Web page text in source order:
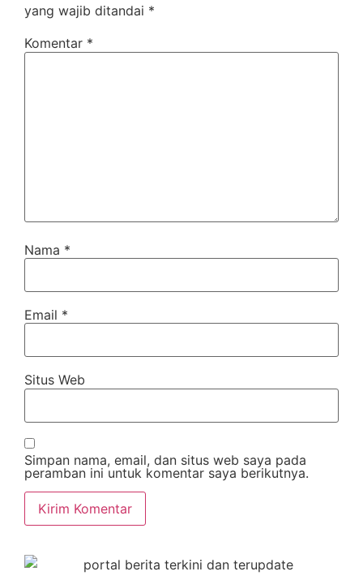
yang wajib ditandai *
Komentar *
Nama *
Email *
Situs Web
Simpan nama, email, dan situs web saya pada
peramban ini untuk komentar saya berikutnya.